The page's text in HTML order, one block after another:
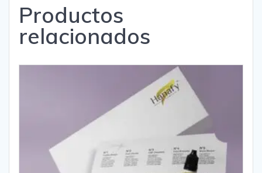
Productos
relacionados